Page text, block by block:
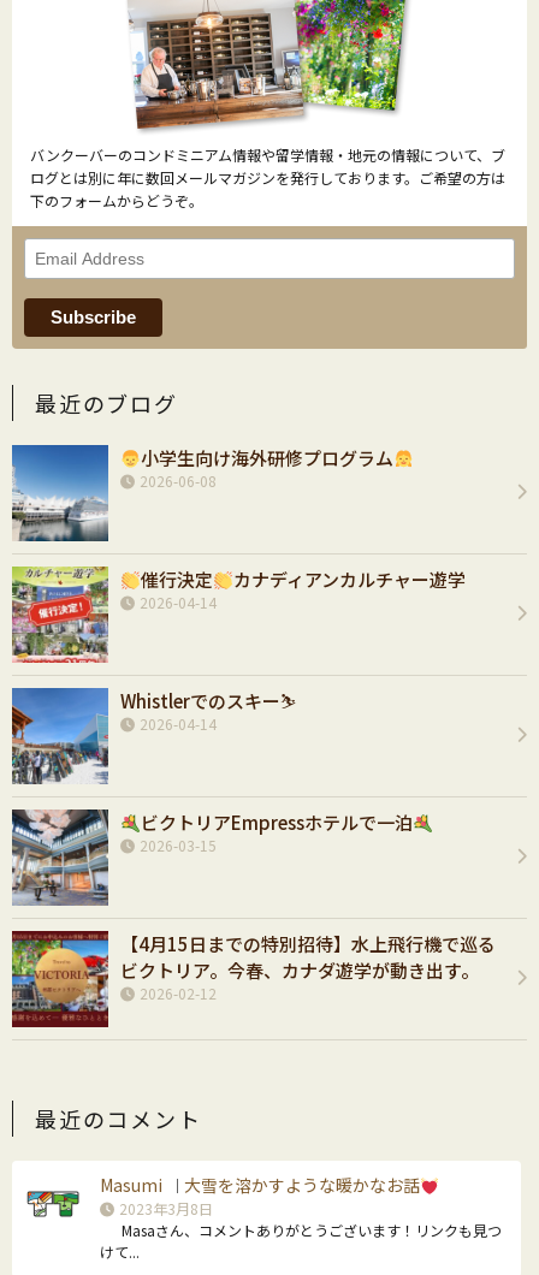
バンクーバーのコンドミニアム情報や留学情報・地元の情報について、ブ
ログとは別に年に数回メールマガジンを発行しております。ご希望の方は
下のフォームからどうぞ。
最近のブログ
小学生向け海外研修プログラム
2026-06-08
催行決定 カナディアンカルチャー遊学
2026-04-14
Whistlerでのスキー⛷️
2026-04-14
ビクトリアEmpressホテルで一泊
2026-03-15
【4月15日までの特別招待】水上飛行機で巡る
ビクトリア。今春、カナダ遊学が動き出す。
2026-02-12
最近のコメント
Masumi 大雪を溶かすような暖かなお話
2023年3月8日
Masaさん、コメントありがとうございます！リンクも見つ
けて...